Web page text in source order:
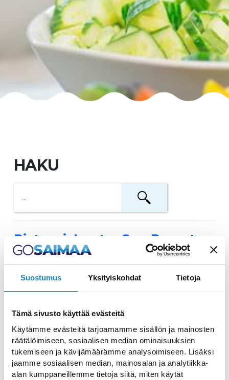
Suostumus Yksityiskohdat Tietoja
Tämä sivusto käyttää evästeitä
Käytämme evästeitä tarjoamamme sisällön ja mainosten
räätälöimiseen, sosiaalisen median ominaisuuksien
tukemiseen ja kävijämäärämme analysoimiseen. Lisäksi
jaamme sosiaalisen median, mainosalan ja analytiikka-
alan kumppaneillemme tietoja siitä, miten käytät
HAKU
Pistaasi, Imatra Spa Resort
Leckeres Essen am Buffet täglich
erhältlich
Restaurant à la carte
Kastanja (Imatra Spa Resort)
Erfüllt garantiert auch die Erwartungen
der anspruchsvollsten Gourmets